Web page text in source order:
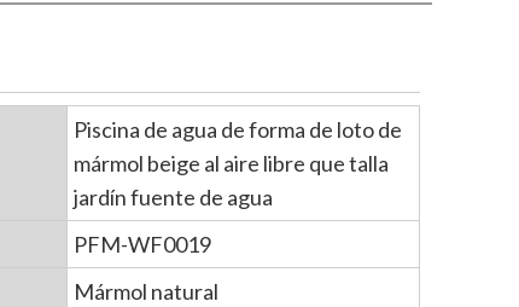
Piscina de agua de forma de loto de
mármol beige al aire libre que talla
jardín fuente de agua
PFM-WF0019
Mármol natural